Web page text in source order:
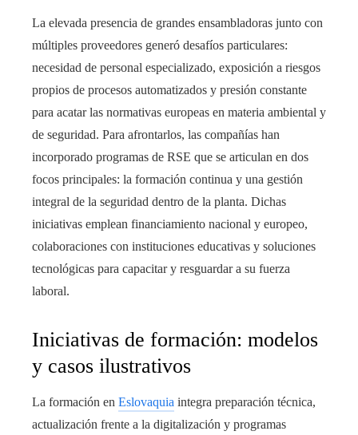
La elevada presencia de grandes ensambladoras junto con
múltiples proveedores generó desafíos particulares:
necesidad de personal especializado, exposición a riesgos
propios de procesos automatizados y presión constante
para acatar las normativas europeas en materia ambiental y
de seguridad. Para afrontarlos, las compañías han
incorporado programas de RSE que se articulan en dos
focos principales: la formación continua y una gestión
integral de la seguridad dentro de la planta. Dichas
iniciativas emplean financiamiento nacional y europeo,
colaboraciones con instituciones educativas y soluciones
tecnológicas para capacitar y resguardar a su fuerza
laboral.
Iniciativas de formación: modelos
y casos ilustrativos
La formación en Eslovaquia integra preparación técnica,
actualización frente a la digitalización y programas